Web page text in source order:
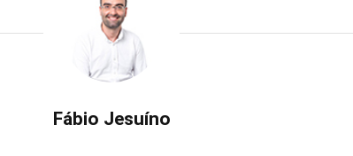
Fábio Jesuíno